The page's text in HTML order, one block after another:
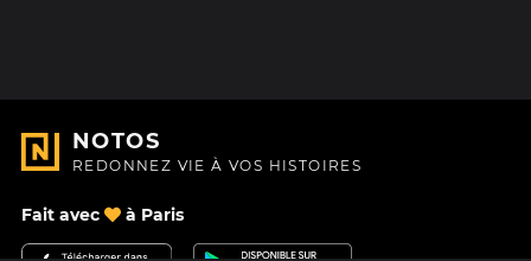
NOTOS
REDONNEZ VIE À VOS HISTOIRES
Fait avec à Paris